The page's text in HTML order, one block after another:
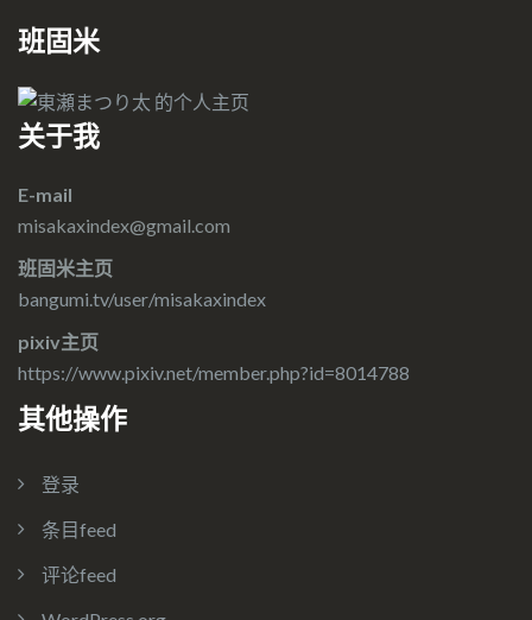
班固米
关于我
E-mail
misakaxindex@gmail.com
班固米主页
bangumi.tv/user/misakaxindex
pixiv主页
https://www.pixiv.net/member.php?id=8014788
其他操作
登录
条目feed
评论feed